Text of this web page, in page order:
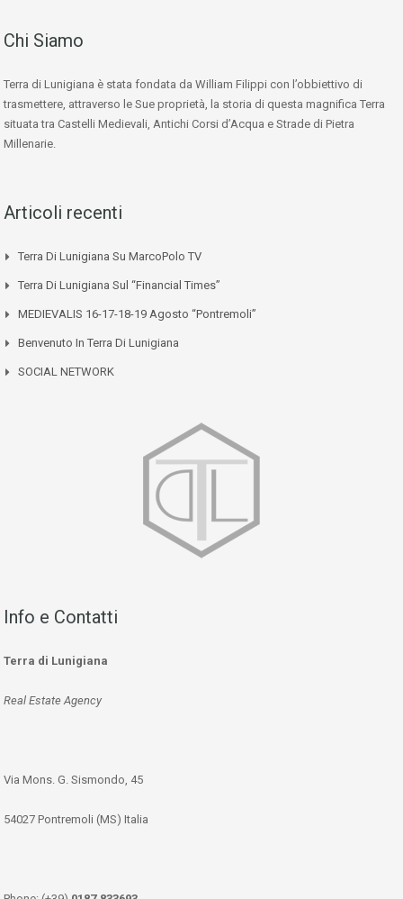
Chi Siamo
Terra di Lunigiana è stata fondata da William Filippi con l’obbiettivo di
trasmettere, attraverso le Sue proprietà, la storia di questa magnifica Terra
situata tra Castelli Medievali, Antichi Corsi d’Acqua e Strade di Pietra
Millenarie.
Articoli recenti
Terra Di Lunigiana Su MarcoPolo TV
Terra Di Lunigiana Sul “Financial Times”
MEDIEVALIS 16-17-18-19 Agosto “Pontremoli”
Benvenuto In Terra Di Lunigiana
SOCIAL NETWORK
Info e Contatti
Terra di Lunigiana
Real Estate Agency
Via Mons. G. Sismondo, 45
54027 Pontremoli (MS) Italia